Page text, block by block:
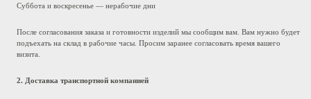
Суббота и воскресенье — нерабочие дни
После согласования заказа и готовности изделий мы сообщим вам. Вам нужно будет
подъехать на склад в рабочие часы. Просим заранее согласовать время вашего
визита.
2. Доставка транспортной компанией